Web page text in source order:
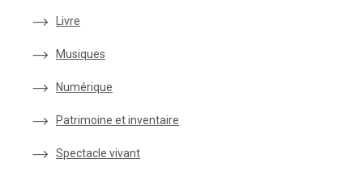
Livre
Musiques
Numérique
Patrimoine et inventaire
Spectacle vivant